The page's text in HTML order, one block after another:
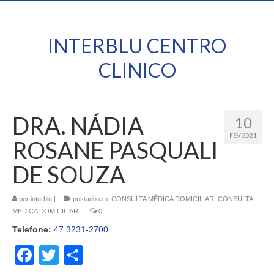
INTERBLU CENTRO
CLINICO
10
FEV 2021
DRA. NÁDIA
ROSANE PASQUALI
DE SOUZA
por interblu | postado em: CONSULTA MÉDICA DOMICILIAR CONSULTA
MÉDICA DOMICILIAR
| 0
Telefone: 47 3231-2700
Facebook
Twitter